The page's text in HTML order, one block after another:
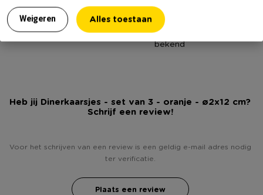
Weigeren Alles toestaan
Aantal branduren
4
Duurzaamheidsscore
(Nog) geen score
bekend
Heb jij Dinerkaarsjes - set van 3 - oranje - ø2x12 cm?
Schrijf een review!
Voor het schrijven van een review is een geldig e-mail adres nodig
ter verificatie.
Plaats een review